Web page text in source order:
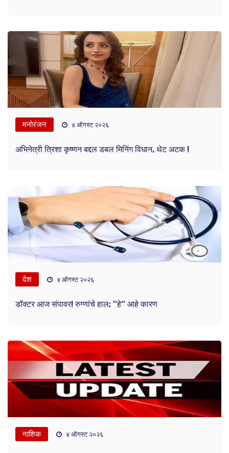
मनोरंजन ४ ऑगस्ट २०२६
अभिनेत्री त्रिशा कृष्णन बद्दल डबल मिनिंग विधान, थेट अटक !
देश ४ ऑगस्ट २०२६
डॉक्टर आज संपावर! रुग्णांचे हाल; ''हे'' आहे कारण
नाशिक ४ ऑगस्ट २०२६